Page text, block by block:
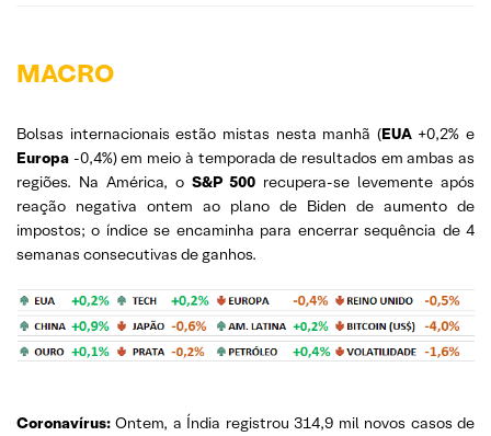
MACRO
Bolsas internacionais estão mistas nesta manhã (EUA +0,2% e
Europa -0,4%) em meio à temporada de resultados em ambas as
regiões. Na América, o S&P 500 recupera-se levemente após
reação negativa ontem ao plano de Biden de aumento de
impostos; o índice se encaminha para encerrar sequência de 4
semanas consecutivas de ganhos.
Coronavírus:Ontem, a Índia registrou 314,9 mil novos casos de